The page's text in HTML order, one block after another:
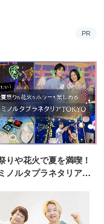
PR
りや花火で夏を満喫！
ノルタプラネタリア